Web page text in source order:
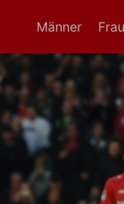
Männer